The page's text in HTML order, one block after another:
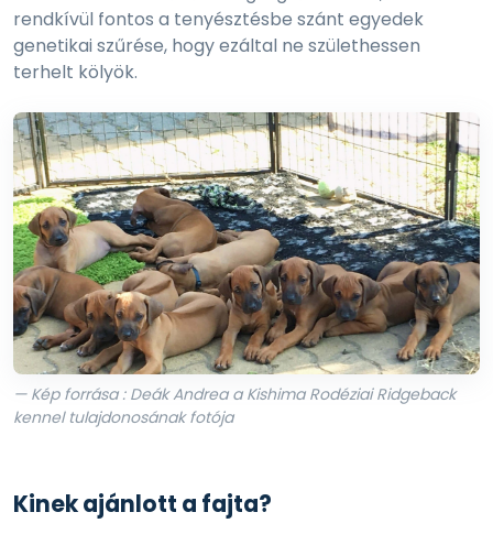
rendkívül fontos a tenyésztésbe szánt egyedek
genetikai szűrése, hogy ezáltal ne születhessen
terhelt kölyök.
— Kép forrása : Deák Andrea a Kishima Rodéziai Ridgeback
kennel tulajdonosának fotója
Kinek ajánlott a fajta?